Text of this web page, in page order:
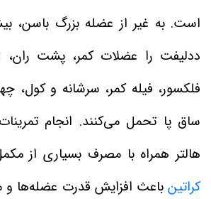
است. به‌ غیر از عضله بزرگ باسن،
ددلیفت را عضلات کمر، پشت
فلکسور، فیله کمر، سرشانه و کول،
ساق پا تحمل می‌کنند. انجام
هالتر همراه با مصرف بسیاری از
کراتین باعث افزایش قدرت عضله‌ها